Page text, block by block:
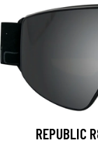
REPUBLIC